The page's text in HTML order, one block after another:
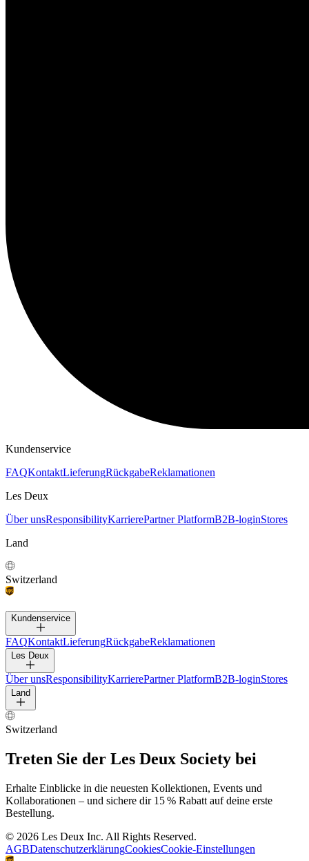
Kundenservice
Les Deux
Land
Switzerland
Treten Sie der Les Deux Society bei
Kollaborationen – und sichere dir 15 % Rabatt auf deine erste
Bestellung.
©2026 Les Deux Inc. All Rights Reserved.
AGBDatenschutzerklärungCookies Cookie-Einstellungen